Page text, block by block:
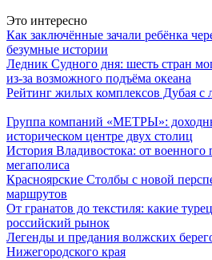
Это интересно
Как заключённые зачали ребёнка
безумные истории
Ледник Судного дня: шесть стран
из-за возможного подъёма океана
Рейтинг жилых комплексов Дубая с
Группа компаний «МЕТРЫ»:
историческом центре двух столиц
История Владивостока: от военного
мегаполиса
Красноярские Столбы с новой
маршрутов
От гранатов до текстиля: какие
российский рынок
Легенды и предания волжских
Нижегородского края